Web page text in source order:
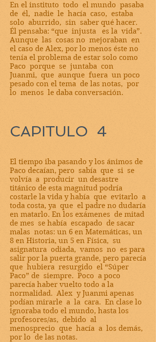
En el instituto todo el mundo pasaba
de él, nadie le hacía caso, estaba
solo aburrido, sin saber qué hacer.
Él pensaba: “que injusta es la vida”.
Aunque las cosas no mejoraban en
el caso de Alex, por lo menos éste no
tenía el problema de estar solo como
Paco porque se juntaba con
Juanmi, que aunque fuera un poco
pesado con el tema de las notas, por
lo menos le daba conversación.
CAPITULO 4
El tiempo iba pasando y los ánimos de
Paco decaían, pero sabía que si se
volvía a producir un desastre
titánico de esta magnitud podría
costarle la vida y había que evitarlo a
toda costa, ya que el padre no dudaría
en matarlo. En los exámenes de mitad
de mes se había escapado de sacar
malas notas: un 6 en Matemáticas, un
8 en Historia, un 5 en Física, su
asignatura odiada, vamos no es para
salir por la puerta grande, pero parecía
que hubiera resurgido el “Súper
Paco” de siempre. Poco a poco
parecía haber vuelto todo a la
normalidad. Alex y Juanmi apenas
podían mirarle a la cara. En clase lo
ignoraba todo el mundo, hasta los
profesores/as, debido al
menosprecio que hacía a los demás,
por lo de las notas.